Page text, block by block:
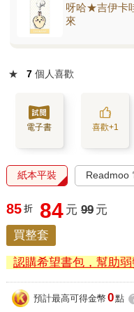
呀哈★吉伊卡
來
★ 7 個人喜歡
電子書 喜歡+1
紙本平裝 Readmoo
85 折 84 元 99 元
買整套
認購希望書包，幫助弱
預計最高可得金幣 0點